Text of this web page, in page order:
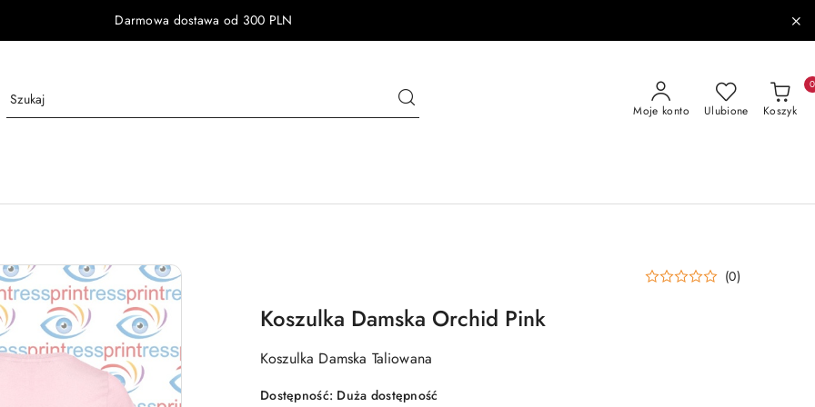
Darmowa dostawa od 300 PLN
Moje konto Ulubione Koszyk
0
(0)
Koszulka Damska Orchid Pink
Koszulka Damska Taliowana
Dostępność: Duża dostępność